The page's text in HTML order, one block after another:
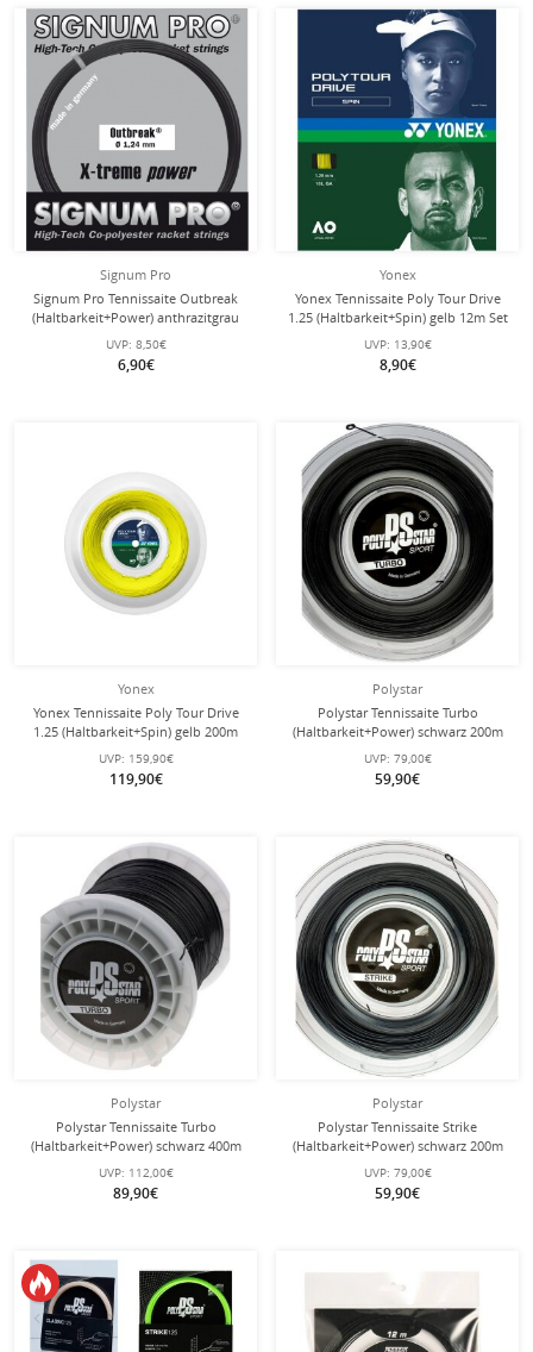
Signum Pro
Signum Pro Tennissaite Outbreak
(Haltbarkeit+Power) anthrazitgrau
12m Set
UVP: 8,50€
6,90€
Yonex
Yonex Tennissaite Poly Tour Drive
1.25 (Haltbarkeit+Spin) gelb 12m Set
UVP: 13,90€
8,90€
Yonex
Yonex Tennissaite Poly Tour Drive
1.25 (Haltbarkeit+Spin) gelb 200m
Rolle
UVP: 159,90€
119,90€
Polystar
Polystar Tennissaite Turbo
(Haltbarkeit+Power) schwarz 200m
Rolle
UVP: 79,00€
59,90€
Polystar
Polystar Tennissaite Turbo
(Haltbarkeit+Power) schwarz 400m
Rolle
UVP: 112,00€
89,90€
Polystar
Polystar Tennissaite Strike
(Haltbarkeit+Power) schwarz 200m
Rolle
UVP: 79,00€
59,90€